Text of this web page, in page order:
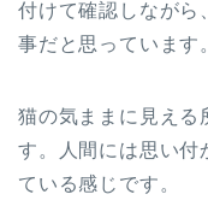
付けて確認しながら
事だと思っています
猫の気ままに見える
す。人間には思い付
ている感じです。